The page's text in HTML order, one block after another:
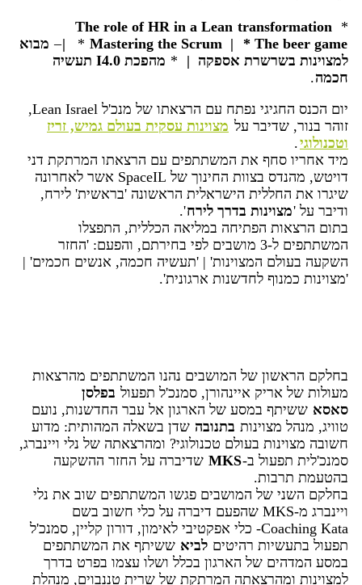
*
The role of HR in a Lean transformation
|
* Mastering the Scrum | * The beer game
– מבוא
למצוינות בשרשרת אספקה | *
מהפכת I4.0 תעשיה
חכמה.
יום הכנס החגיגי נפתח עם הרצאתו של מנכ'ל Lean Israel,
זוהר בנור, שדיבר על מצוינות עסקית בעולם גמיש, זריז
וטכנולוגי.
מיד אחריו סחף את המשתתפים עם הרצאתו המרתקת דני
דויטש, מהנדס בצוות החינוך של SpaceIL אשר לאחרונה
שיגרו את החללית הישראלית הראשונה 'בראשית' לירח,
ודיבר על 'מצוינות בדרך לירח'.
בתום הרצאות הפתיחה במליאה הכללית, התפצלו
המשתתפים ל-3 מושבים לפי בחירתם, והפעם: 'החזר
השקעה בעולם המצוינות' | 'תעשיה חכמה, אנשים חכמים' |
'מצוינות כמנוף לחדשנות ארגונית'.
בחלקם הראשון של המושבים נהנו המשתתפים מהרצאות
מעולות של אריק איינהורן, סמנכ'ל תפעול בפלסן
סאסא ששיתף במסע של הארגון אל עבר החדשנות, נועם
טוויג, מנהל מצוינות בתנובה שדן בשאלה המהותית: מדוע
חשובה מצוינות בעולם טכנולוגי? ומהרצאתה של נלי ויינברג,
סמנכ'לית תפעול ב-MKS שדיברה על החזר ההשקעה
בהטעמת תרבות.
בחלקם השני של המושבים פגשו המשתתפים שוב את נלי
ויינברג מ-MKS שהפעם דיברה על כלי חשוב בשם
Coaching Kata- כלי אפקטיבי לאימון, דורון קליין, סמנכ'ל
תפעול בתעשיות רהיטים לביא ששיתף את המשתתפים
במסע המדהים של הארגון בכלל ושלו עצמו בפרט בדרך
למצוינות ומהרצאתה המרתקת של שרית טננבוים, מנהלת